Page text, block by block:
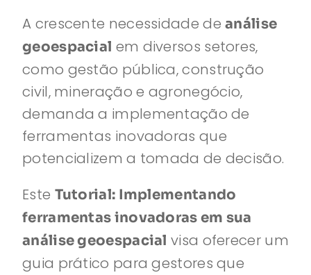
A crescente necessidade deanálise
geoespacial em diversos setores,
como gestão pública, construção
civil, mineração e agronegócio,
demanda a implementação de
ferramentas inovadoras que
potencializem a tomada de decisão.
Este Tutorial: Implementando
ferramentas inovadoras em sua
análise geoespacial visa oferecer um
guia prático para gestores que